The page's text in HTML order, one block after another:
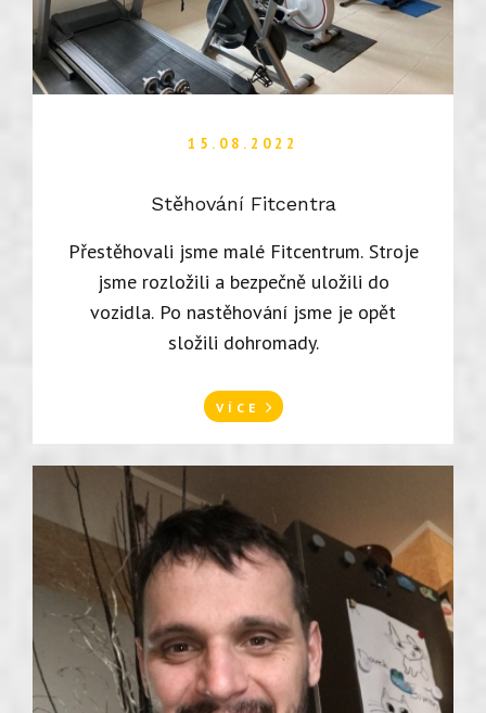
15.08.2022
Stěhování Fitcentra
Přestěhovali jsme malé Fitcentrum. Stroje
jsme rozložili a bezpečně uložili do
vozidla. Po nastěhování jsme je opět
složili dohromady.
VÍCE